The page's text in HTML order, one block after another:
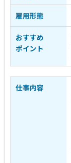
雇用形態
おすすめ
ポイント
仕事内容